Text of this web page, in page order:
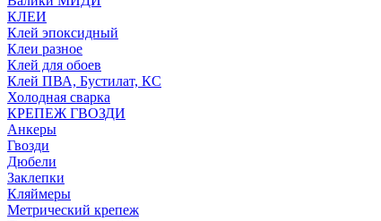
КЛЕИ
Клей эпоксидный
Клеи разное
Клей для обоев
Клей ПВА, Бустилат, КС
Холодная сварка
КРЕПЕЖ ГВОЗДИ
Анкеры
Гвозди
Дюбели
Заклепки
Кляймеры
Метрический крепеж